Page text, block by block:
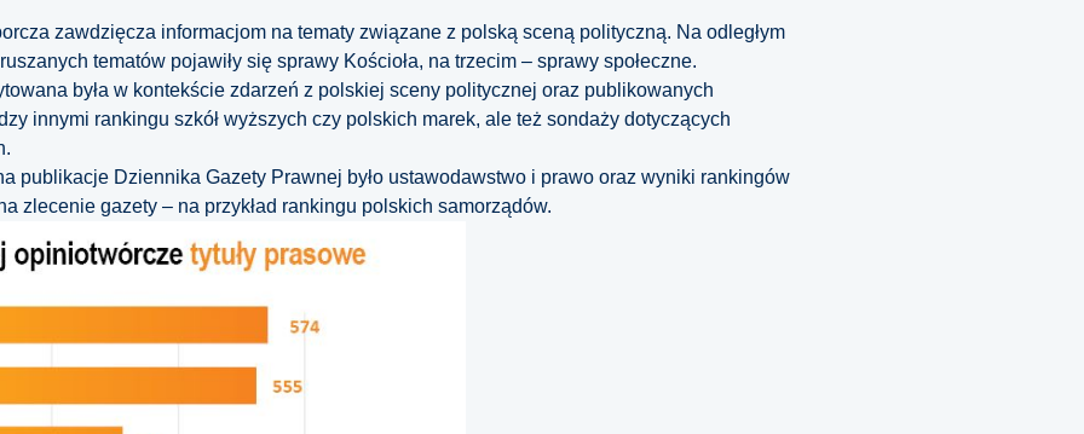
zawdzięcza informacjom na tematy związane z polską sceną polityczną. Na odległym
tematów pojawiły się sprawy Kościoła, na trzecim – sprawy społeczne.
była w kontekście zdarzeń z polskiej sceny politycznej oraz publikowanych
innymi rankingu szkół wyższych czy polskich marek, ale też sondaży dotyczących
publikacje Dziennika Gazety Prawnej było ustawodawstwo i prawo oraz wyniki rankingów
zlecenie gazety – na przykład rankingu polskich samorządów.